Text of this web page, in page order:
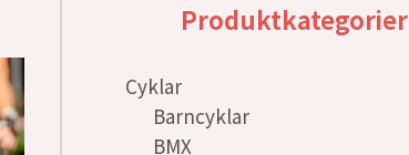
Produktkategorier
Cyklar
Barncyklar
BMX